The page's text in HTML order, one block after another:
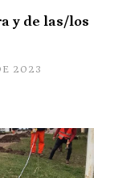
y de las/los
2023